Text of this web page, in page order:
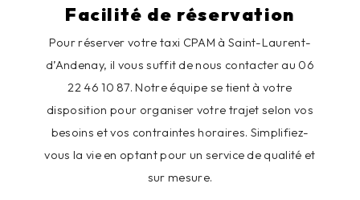
Facilité de réservation
Pour réserver votre taxi CPAM à Saint-Laurent-
d’Andenay, il vous suffit de nous contacter au 06
22 46 10 87. Notre équipe se tient à votre
disposition pour organiser votre trajet selon vos
besoins et vos contraintes horaires. Simplifiez-
vous la vie en optant pour un service de qualité et
sur mesure.